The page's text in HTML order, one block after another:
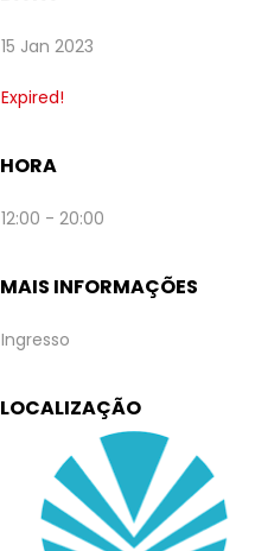
15 Jan 2023
Expired!
HORA
12:00 - 20:00
MAIS INFORMAÇÕES
Ingresso
LOCALIZAÇÃO